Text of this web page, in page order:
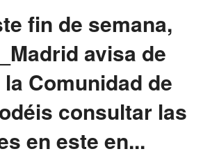
fin de semana,
avisa de
Comunidad de
consultar las
en este en...